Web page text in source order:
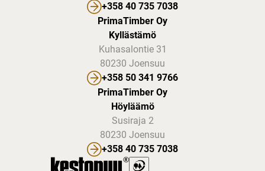
+358 40 735 7038
PrimaTimber Oy
Kyllästämö
Kuhasalontie 31
80230 Joensuu
+358 50 341 9766
PrimaTimber Oy
Höyläämö
Susiraja 2
80230 Joensuu
+358 40 735 7038